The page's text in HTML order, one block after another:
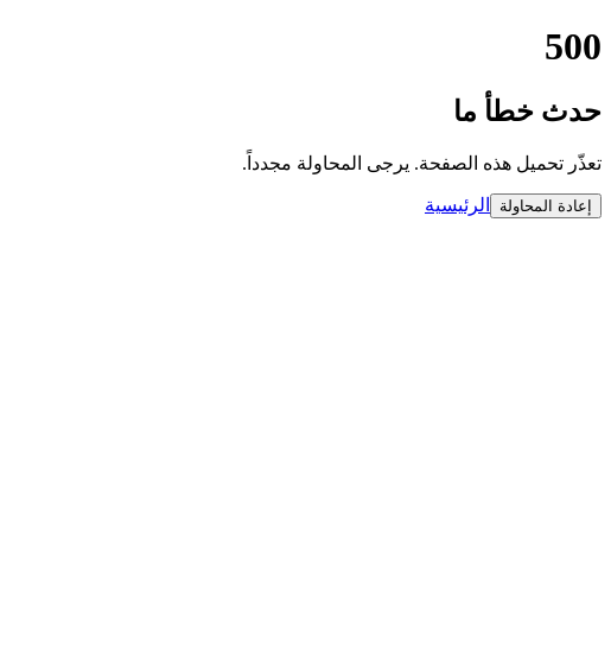
500
حدث خطأ ما
تعذّر تحميل هذه الصفحة. يرجى المحاولة مجدداً.
إعادة المحاولة الرئيسية